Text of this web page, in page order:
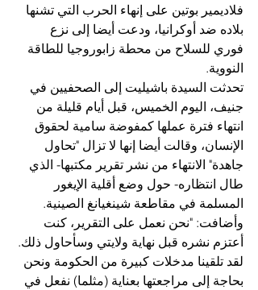
فلاديمير بوتين على إنهاء الحرب التي تشنها
بلاده ضد أوكرانيا، ودعت أيضا إلى نزع
فوري للسلاح من محطة زابوروجيا للطاقة
النووية.
تحدثت السيدة باشيليت إلى الصحفيين في
جنيف، اليوم الخميس، قبل أيام قليلة من
انتهاء فترة عملها كمفوضة سامية لحقوق
الإنسان، وقالت أيضا إنها لا تزال "تحاول
جاهدة" الانتهاء من نشر تقرير مكتبها- الذي
طال انتظاره- حول وضع أقلية الإيغور
المسلمة في مقاطعة شينغيانغ الصينية.
وأضافت: "نحن نعمل على التقرير، كنت
أعتزم نشره قبل نهاية ولايتي وسأحاول ذلك.
لقد تلقينا مدخلات كبيرة من الحكومة ونحن
بحاجة إلى مراجعتها بعناية (مثلما) نفعل في